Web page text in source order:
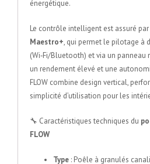
énergétique.
Le contrôle intelligent est assuré
Maestro+, qui permet le pilotage à
(Wi‑Fi/Bluetooth) et via un panneau
un rendement élevé et une
FLOW combine design vertical,
simplicité d’utilisation pour les
🔧 Caractéristiques techniques du
FLOW
Type : Poêle à granulés